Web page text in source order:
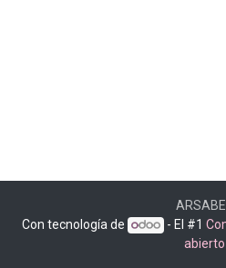
ARSABE
Con tecnología de
- El #1
abierto